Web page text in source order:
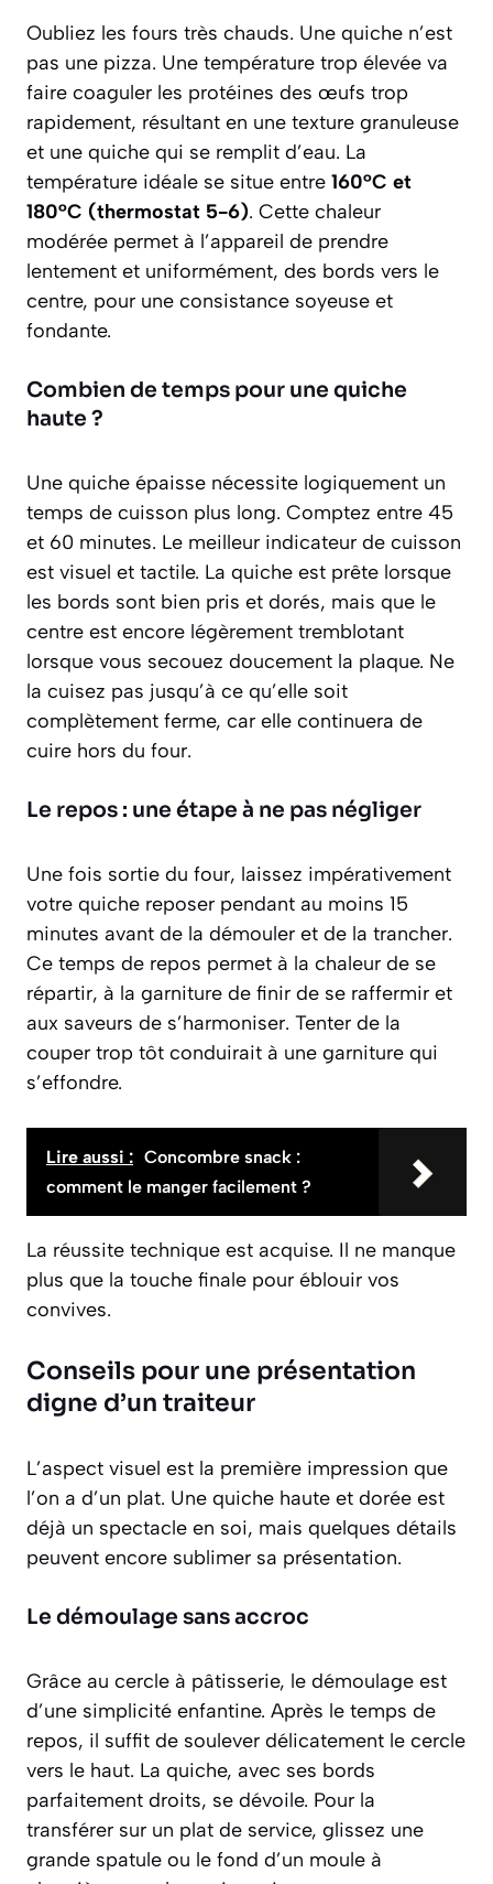
Oubliez les fours très chauds. Une quiche n’est
pas une pizza. Une température trop élevée va
faire coaguler les protéines des œufs trop
rapidement, résultant en une texture granuleuse
et une quiche qui se remplit d’eau. La
température idéale se situe entre 160°C et
180°C (thermostat 5-6). Cette chaleur
modérée permet à l’appareil de prendre
lentement et uniformément, des bords vers le
centre, pour une consistance soyeuse et
fondante.
Combien de temps pour une quiche
haute ?
Une quiche épaisse nécessite logiquement un
temps de cuisson plus long. Comptez entre 45
et 60 minutes. Le meilleur indicateur de cuisson
est visuel et tactile. La quiche est prête lorsque
les bords sont bien pris et dorés, mais que le
centre est encore légèrement tremblotant
lorsque vous secouez doucement la plaque. Ne
la cuisez pas jusqu’à ce qu’elle soit
complètement ferme, car elle continuera de
cuire hors du four.
Le repos : une étape à ne pas négliger
Une fois sortie du four, laissez impérativement
votre quiche reposer pendant au moins 15
minutes avant de la démouler et de la trancher.
Ce temps de repos permet à la chaleur de se
répartir, à la garniture de finir de se raffermir et
aux saveurs de s’harmoniser. Tenter de la
couper trop tôt conduirait à une garniture qui
s’effondre.
Lire aussi : Concombre snack :
comment le manger facilement ?
La réussite technique est acquise. Il ne manque
plus que la touche finale pour éblouir vos
convives.
Conseils pour une présentation
digne d’un traiteur
L’aspect visuel est la première impression que
l’on a d’un plat. Une quiche haute et dorée est
déjà un spectacle en soi, mais quelques détails
peuvent encore sublimer sa présentation.
Le démoulage sans accroc
Grâce au cercle à pâtisserie, le démoulage est
d’une simplicité enfantine. Après le temps de
repos, il suffit de soulever délicatement le cercle
vers le haut. La quiche, avec ses bords
parfaitement droits, se dévoile. Pour la
transférer sur un plat de service, glissez une
grande spatule ou le fond d’un moule à